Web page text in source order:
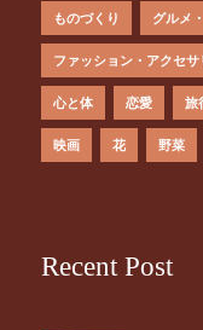
ものづくり グルメ
ファッション・アクセサ
心と体 恋愛 旅
映画 花 野菜
Recent Post